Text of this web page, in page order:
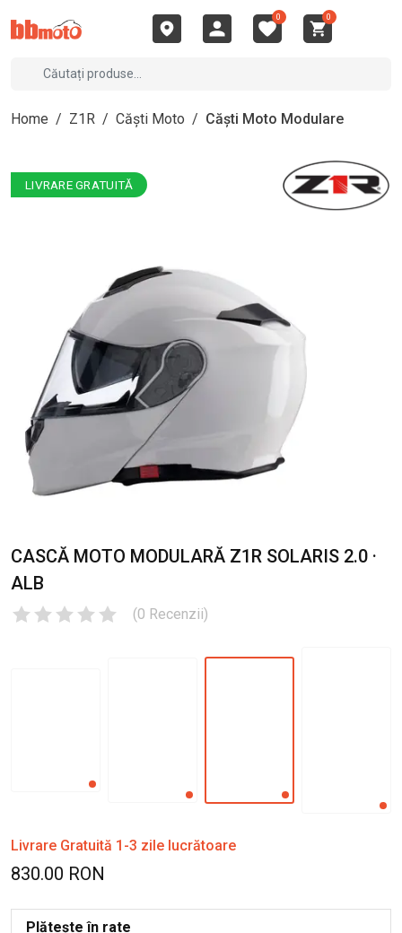
0 0
Home / Z1R / Căști Moto / Căști Moto Modulare
LIVRARE GRATUITĂ
CASCĂ MOTO MODULARĂ Z1R SOLARIS 2.0 ·
ALB
(0 Recenzii)
Livrare Gratuită 1-3 zile lucrătoare
830.00 RON
Plătește în rate